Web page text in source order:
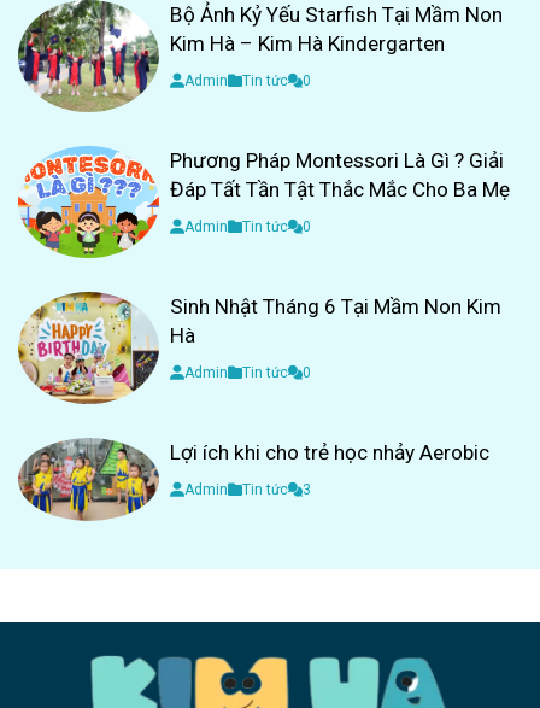
Bộ Ảnh Kỷ Yếu Starfish Tại Mầm Non
Kim Hà – Kim Hà Kindergarten
Admin Tin tức 0
Phương Pháp Montessori Là Gì ? Giải
Đáp Tất Tần Tật Thắc Mắc Cho Ba Mẹ
Admin Tin tức 0
Sinh Nhật Tháng 6 Tại Mầm Non Kim
Hà
Admin Tin tức 0
Lợi ích khi cho trẻ học nhảy Aerobic
Admin Tin tức 3